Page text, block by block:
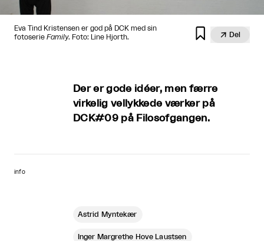
Eva Tind Kristensen er god på DCK med sin
fotoserie Family. Foto: Line Hjorth.   Del
Der er gode idéer, men færre
virkelig vellykkede værker på
DCK#09 på Filosofgangen.
info
Astrid Myntekær
Inger Margrethe Hove Laustsen